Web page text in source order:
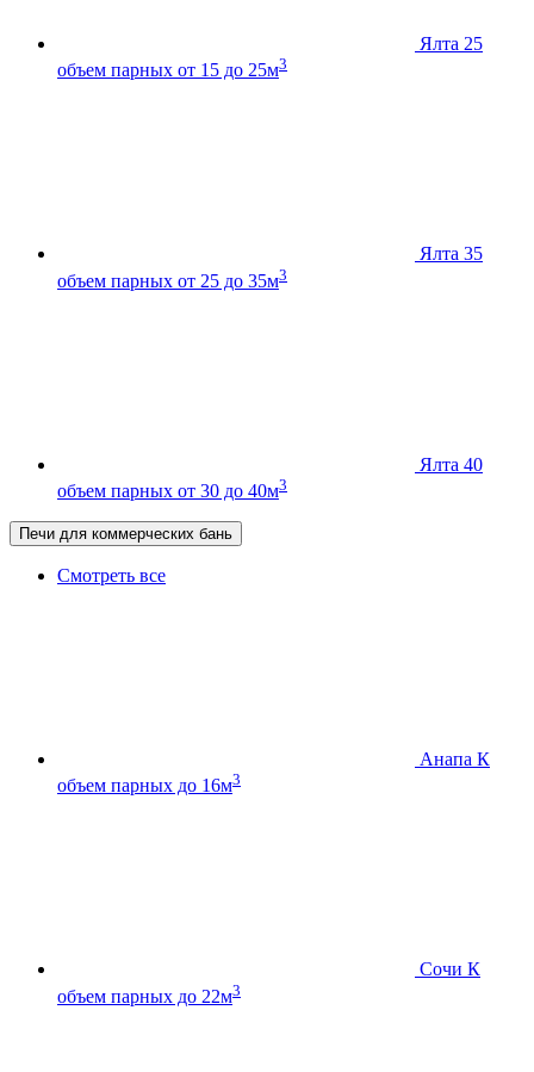
Ялта 25
объем парных от 15 до 25м3
Ялта 35
объем парных от 25 до 35м3
Ялта 40
объем парных от 30 до 40м3
Печи для коммерческих бань
Смотреть все
Анапа К
объем парных до 16м3
Сочи К
объем парных до 22м3